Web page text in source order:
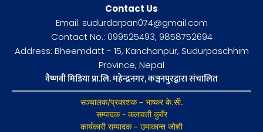
Contact Us
Email: sudurdarpan074@gmail.com
Contact No.: 099525493, 9858752694
Address: Bheemdatt - 15, Kanchanpur, Sudurpaschhim
Province, Nepal
वैष्णवी मिडिया प्रा.लि. महेन्द्रनगर, कञ्चनपुरद्वारा संचालित
सञ्चालक/प्रकाशक – भाष्कर के.सी.
सम्पादक - कलावती कुवँर
कार्यकारी सम्पादक – उमाकान्त जोशी